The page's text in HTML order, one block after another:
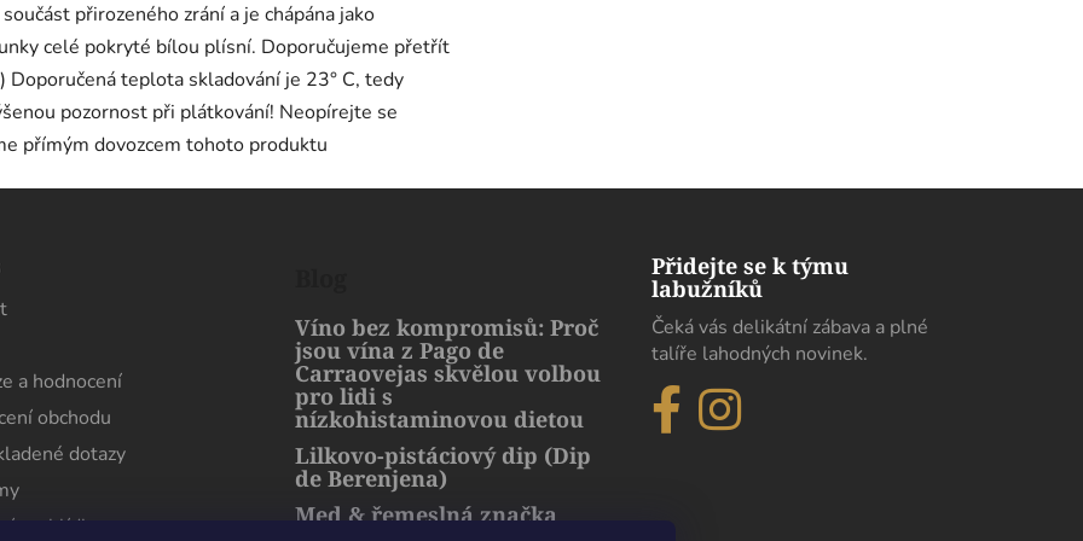
přirozeného zrání a je chápána jako
celé pokryté bílou plísní. Doporučujeme přetřít
teplota skladování je 23° C, tedy
pozornost při plátkování! Neopírejte se
přímým dovozcem tohoto produktu
a hodnocení
obchodu
dotazy
prohlídka
Víno bez kompromisů: Proč
jsou vína z Pago de
Carraovejas skvělou volbou
pro lidi s
nízkohistaminovou dietou
Lilkovo-pistáciový dip (Dip
de Berenjena)
Med & řemeslná značka
Přidejte se k týmu
labužníků
Čeká vás delikátní zábava a plné
talíře lahodných novinek.